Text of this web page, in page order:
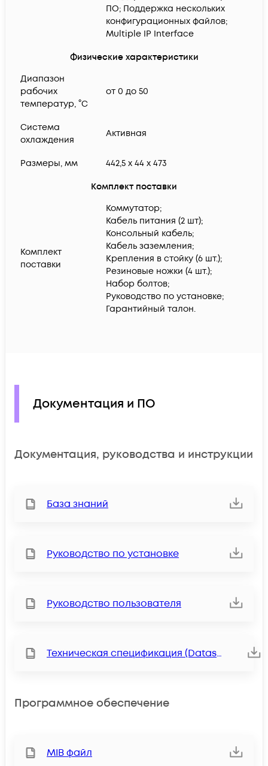
ПО; Поддержка нескольких
конфигурационных файлов;
Multiple IP Interface
Физические характеристики
Диапазон
рабочих
температур, °C
от 0 до 50
Система
охлаждения
Активная
Размеры, мм 442,5 х 44 х 473
Комплект поставки
Комплект
поставки
Коммутатор;
Кабель питания (2 шт);
Консольный кабель;
Кабель заземления;
Крепления в стойку (6 шт.);
Резиновые ножки (4 шт.);
Набор болтов;
Руководство по установке;
Гарантийный талон.
Документация и ПО
Документация, руководства и инструкции
База знаний
Руководство по установке
Руководство пользователя
Техническая спецификация (Datasheet)
Программное обеспечение
MIB файл